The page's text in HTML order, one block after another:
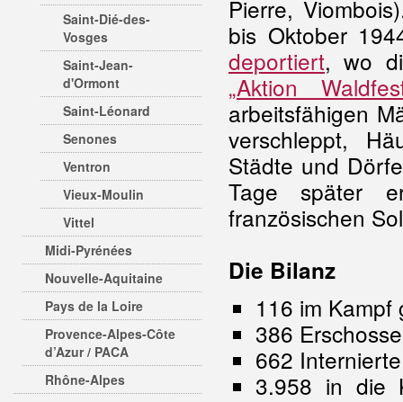
Saint-Dié-des-
Vosges
Saint-Jean-
d'Ormont
Saint-Léonard
Senones
Ventron
Vieux-Moulin
Vittel
Midi-Pyrénées
Nouvelle-Aquitaine
Pays de la Loire
Provence-Alpes-Côte
d’Azur / PACA
Rhône-Alpes
Pierre,
bis Oktober
deportiert, wo
„Aktion
arbeitsfähigen
verschleppt,
Städte und
Tage später
französischen
Die Bilanz
116 im
386
662 Internierte
3.958 in die